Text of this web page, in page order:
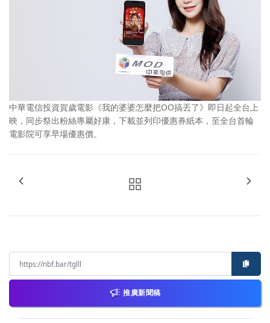
中華電信投資賀歲電影《我的婆婆怎麼把OO搞丟了》即日起全台上
映，同步祭出粉絲專屬好康，下載並列印優惠券紙本，至全台首輪
電影院可享早場優惠價。
推廣新聞稿